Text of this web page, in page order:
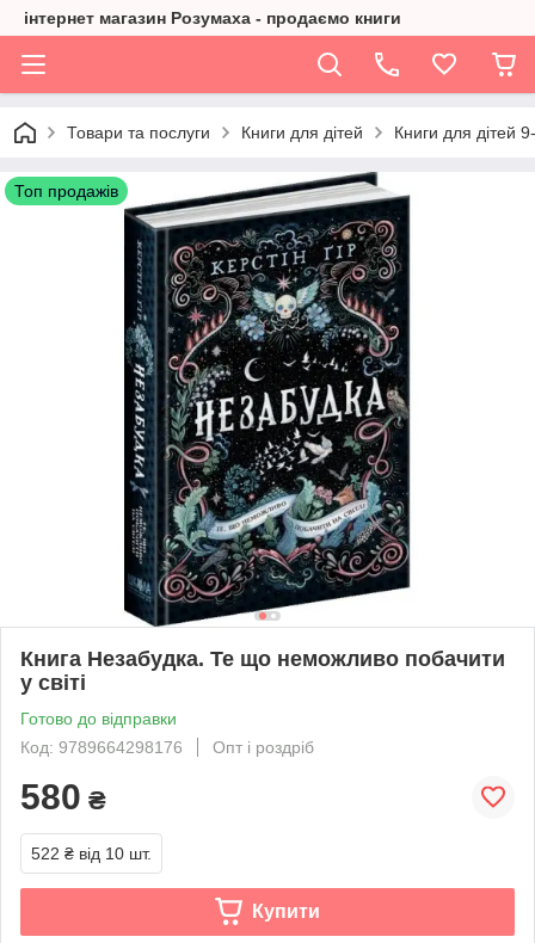
інтернет магазин Розумаха - продаємо книги
Товари та послуги Книги для дітей Книги для дітей
Топ продажів
Книга Незабудка. Те що неможливо побачити
у світі
Готово до відправки
Код: 9789664298176
Опт і роздріб
580 ₴
522 ₴ від 10 шт.
Купити